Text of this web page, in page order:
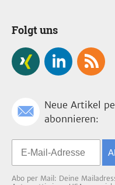
Folgt uns
Neue Artikel
abonnieren:
Abo per Mail: Deine